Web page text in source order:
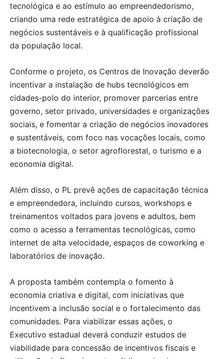
tecnológica e ao estímulo ao empreendedorismo,
criando uma rede estratégica de apoio à criação de
negócios sustentáveis e à qualificação profissional
da população local.
Conforme o projeto, os Centros de Inovação deverão
incentivar a instalação de hubs tecnológicos em
cidades-polo do interior, promover parcerias entre
governo, setor privado, universidades e organizações
sociais, e fomentar a criação de negócios inovadores
e sustentáveis, com foco nas vocações locais, como
a biotecnologia, o setor agroflorestal, o turismo e a
economia digital.
Além disso, o PL prevê ações de capacitação técnica
e empreendedora, incluindo cursos, workshops e
treinamentos voltados para jovens e adultos, bem
como o acesso a ferramentas tecnológicas, como
internet de alta velocidade, espaços de coworking e
laboratórios de inovação.
A proposta também contempla o fomento à
economia criativa e digital, com iniciativas que
incentivem a inclusão social e o fortalecimento das
comunidades. Para viabilizar essas ações, o
Executivo estadual deverá conduzir estudos de
viabilidade para concessão de incentivos fiscais e